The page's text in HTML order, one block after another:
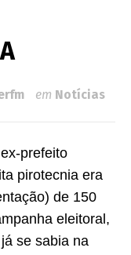
em Notícias
prefeito
pirotecnia era
de 150
eleitoral,
se sabia na